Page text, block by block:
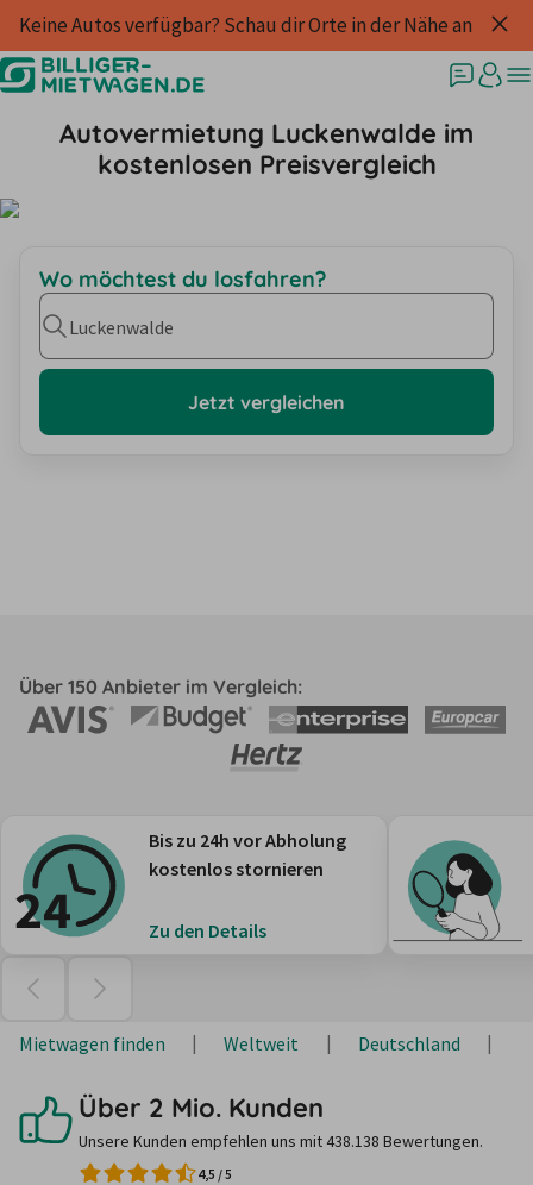
Keine Autos verfügbar? Schau dir Orte in der Nähe an
Autovermietung Luckenwalde im
kostenlosen Preisvergleich
Wo möchtest du losfahren?
Luckenwalde
Jetzt vergleichen
Über 150 Anbieter im Vergleich:
Bis zu 24h vor Abholung
kostenlos stornieren
Zu den Details
Mietwagen finden Weltweit Deutschland
Über 2 Mio. Kunden
Unsere Kunden empfehlen uns mit 438.138 Bewertungen.
4,5 /5